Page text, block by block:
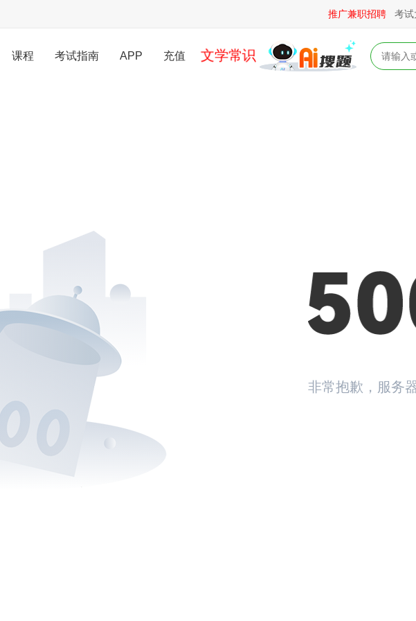
推广兼职招聘 考试
课程 考试指南 APP 充值 文学常识
非常抱歉，服务